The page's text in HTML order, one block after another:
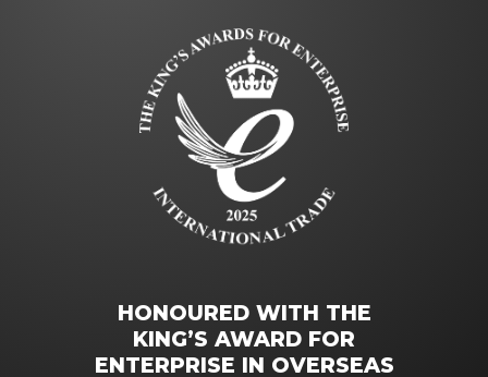
HONOURED WITH THE
KING’S AWARD FOR
ENTERPRISE IN OVERSEAS